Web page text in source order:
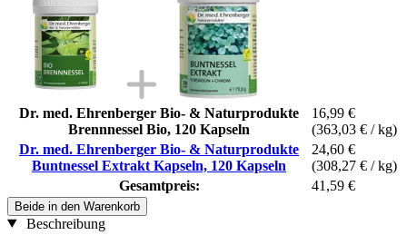
Dr. med. Ehrenberger Bio- & Naturprodukte
Brennnessel Bio, 120 Kapseln
16,99 €
(363,03 € / kg)
Dr. med. Ehrenberger Bio- & Naturprodukte
Buntnessel Extrakt Kapseln, 120 Kapseln
24,60 €
(308,27 € / kg)
Gesamtpreis:
41,59 €
Beide in den Warenkorb
Beschreibung